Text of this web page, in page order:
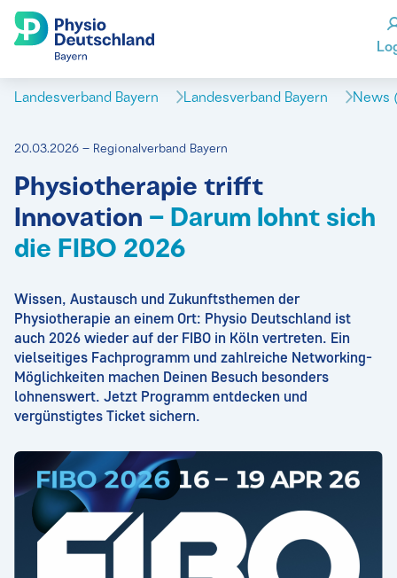
Landesverband Bayern Landesverband Bayern News
20.03.2026 – Regionalverband Bayern
Physiotherapie trifft
Innovation – Darum lohnt sich
die FIBO 2026
Wissen, Austausch und Zukunftsthemen der
Physiotherapie an einem Ort: Physio Deutschland ist
auch 2026 wieder auf der FIBO in Köln vertreten. Ein
vielseitiges Fachprogramm und zahlreiche Networking-
Möglichkeiten machen Deinen Besuch besonders
lohnenswert. Jetzt Programm entdecken und
vergünstigtes Ticket sichern.